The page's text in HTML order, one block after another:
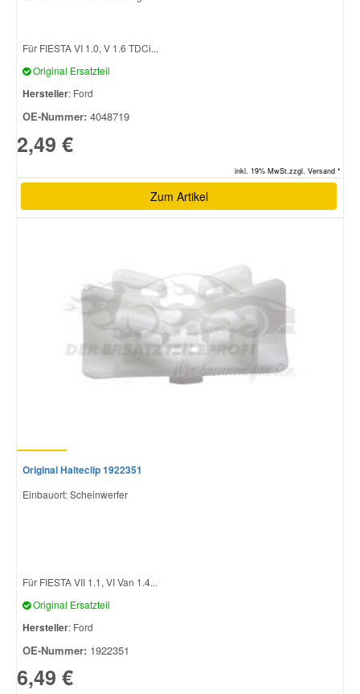
Für FIESTA VI 1.0, V 1.6 TDCi...
Original Ersatzteil
Hersteller: Ford
OE-Nummer: 4048719
2,49 €
inkl. 19% MwSt.zzgl. Versand *
Zum Artikel
Original Halteclip 1922351
Einbauort: Scheinwerfer
Für FIESTA VII 1.1, VI Van 1.4...
Original Ersatzteil
Hersteller: Ford
OE-Nummer: 1922351
6,49 €